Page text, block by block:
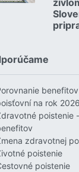
na rok 2026
poistenie
zdravotnej
poistenie
poistenie